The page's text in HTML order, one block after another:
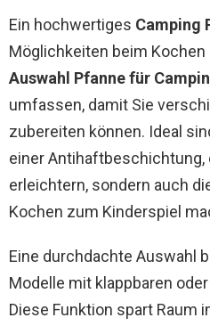
Ein hochwertiges Camping
Möglichkeiten beim Kochen
Auswahl Pfanne für
umfassen, damit Sie
zubereiten können. Ideal
einer Antihaftbeschichtung,
erleichtern, sondern auch
Kochen zum Kinderspiel
Eine durchdachte Auswahl
Modelle mit klappbaren
Diese Funktion spart Raum